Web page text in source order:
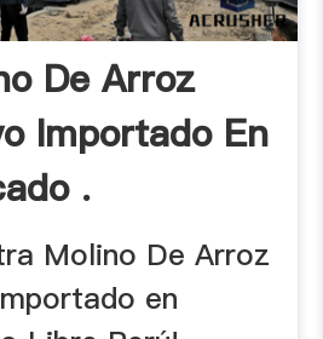
De Arroz
Importado En
.
Molino De Arroz
en